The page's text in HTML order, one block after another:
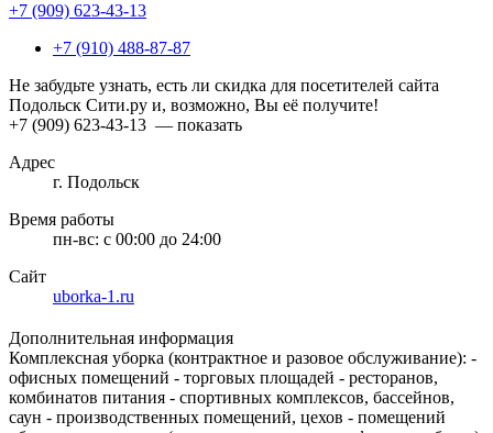
+7 (909) 623-43-13
+7 (910) 488-87-87
Не забудьте узнать, есть ли скидка для посетителей сайта
Подольск Сити.ру и, возможно, Вы её получите!
+7 (909) 623-43-13 — показать
Адрес
г. Подольск
Время работы
пн-вс: с 00:00 до 24:00
Сайт
uborka-1.ru
Дополнительная информация
Комплексная уборка (контрактное и разовое обслуживание): -
офисных помещений - торговых площадей - ресторанов,
комбинатов питания - спортивных комплексов, бассейнов,
саун - производственных помещений, цехов - помещений